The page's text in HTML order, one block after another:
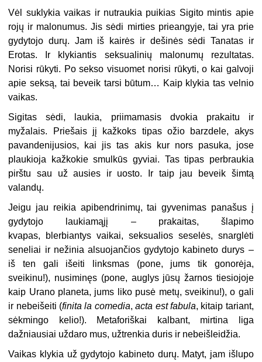
Vėl suklykia vaikas ir nutraukia puikias Sigito mintis apie
rojų ir malonumus. Jis sėdi mirties prieangyje, tai yra prie
gydytojo durų. Jam iš kairės ir dešinės sėdi Tanatas ir
Erotas. Ir klykiantis seksualinių malonumų rezultatas.
Norisi rūkyti. Po sekso visuomet norisi rūkyti, o kai galvoji
apie seksą, tai beveik tarsi būtum… Kaip klykia tas velnio
vaikas.
Sigitas sėdi, laukia, priimamasis dvokia prakaitu ir
myžalais. Priešais jį kažkoks tipas ožio barzdele, akys
pavandenijusios, kai jis tas akis kur nors pasuka, jose
plaukioja kažkokie smulkūs gyviai. Tas tipas perbraukia
pirštu sau už ausies ir uosto. Ir taip jau beveik šimtą
valandų.
Jeigu jau reikia apibendrinimų, tai gyvenimas panašus į
gydytojo laukiamąjį – prakaitas, šlapimo
kvapas, blerbiantys vaikai, seksualios seselės, snarglėti
seneliai ir nežinia alsuojančios gydytojo kabineto durys –
iš ten gali išeiti linksmas (pone, jums tik gonorėja,
sveikinu!), nusiminęs (pone, auglys jūsų žarnos tiesiojoje
kaip Urano planeta, jums liko pusė metų, sveikinu!), o gali
ir nebeišeiti (finita la comedia,acta est fabula, kitaip tariant,
sėkmingo kelio!). Metaforiškai kalbant, mirtina liga
dažniausiai uždaro mus, užtrenkia duris ir nebeišleidžia.
Vaikas klykia už gydytojo kabineto durų. Matyt, jam išlupo